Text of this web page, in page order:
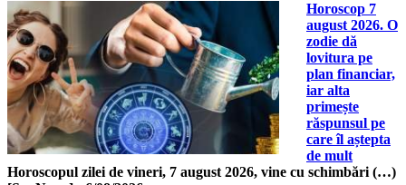
Horoscop 7
august 2026. O
zodie dă
lovitura pe
plan financiar,
iar alta
primește
răspunsul pe
care îl aștepta
de mult
Horoscopul zilei de vineri, 7 august 2026, vine cu schimbări (…)